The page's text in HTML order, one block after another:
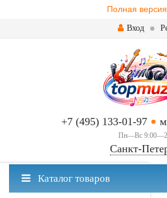
Полная
Вход
+7 (495) 133-01-97
Пн—Вс
Санкт-
Санкт-Петербург ваш город?
Каталог товаров